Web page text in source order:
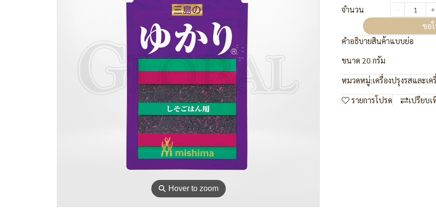
⚲ Hover to zoom
จำนวน
ขอ
คำอธิบายสินค้าแบบย่อ
ขนาด 20 กรัม
หมวดหมู่:เครื่องปรุงรสและเค
รายการโปรด
เปรียบเ